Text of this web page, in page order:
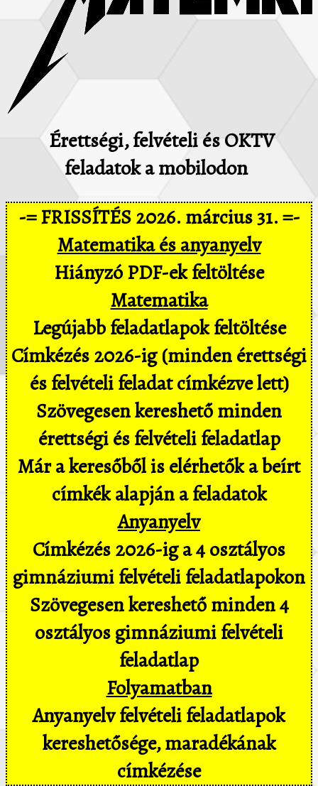
Érettségi, felvételi és OKTV
feladatok a mobilodon
-= FRISSÍTÉS 2026. március 31. =-
Matematika és anyanyelv
Hiányzó PDF-ek feltöltése
Matematika
Legújabb feladatlapok feltöltése
Címkézés 2026-ig (minden érettségi
és felvételi feladat címkézve lett)
Szövegesen kereshető minden
érettségi és felvételi feladatlap
Már a keresőből is elérhetők a beírt
címkék alapján a feladatok
Anyanyelv
Címkézés 2026-ig a 4 osztályos
gimnáziumi felvételi feladatlapokon
Szövegesen kereshető minden 4
osztályos gimnáziumi felvételi
feladatlap
Folyamatban
Anyanyelv felvételi feladatlapok
kereshetősége, maradékának
címkézése